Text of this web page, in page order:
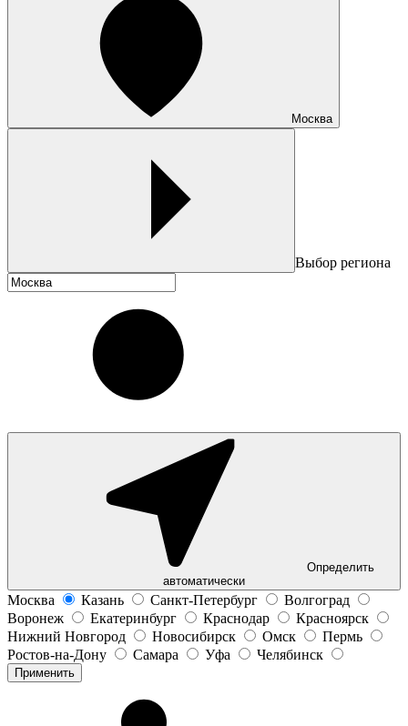
Москва
Выбор региона
Определить
автоматически
Москва Казань Санкт-Петербург
Волгоград
Воронеж
Екатеринбург Краснодар
Красноярск
Нижний Новгород
Новосибирск Омск
Пермь
Ростов-на-Дону
Самара Уфа Челябинск
Применить